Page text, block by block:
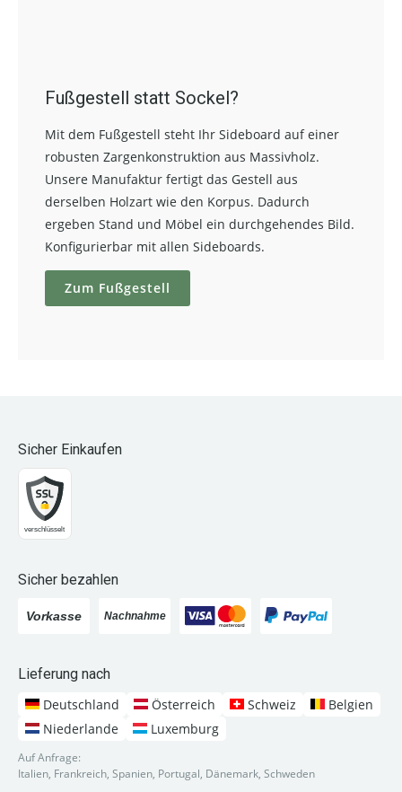
Fußgestell statt Sockel?
Mit dem Fußgestell steht Ihr Sideboard auf einer
robusten Zargenkonstruktion aus Massivholz.
Unsere Manufaktur fertigt das Gestell aus
derselben Holzart wie den Korpus. Dadurch
ergeben Stand und Möbel ein durchgehendes Bild.
Konfigurierbar mit allen Sideboards.
Zum Fußgestell
Sicher Einkaufen
Sicher bezahlen
Lieferung nach
Deutschland
Österreich Schweiz
Belgien
Niederlande
Luxemburg
Auf Anfrage:
Italien, Frankreich, Spanien, Portugal, Dänemark, Schweden